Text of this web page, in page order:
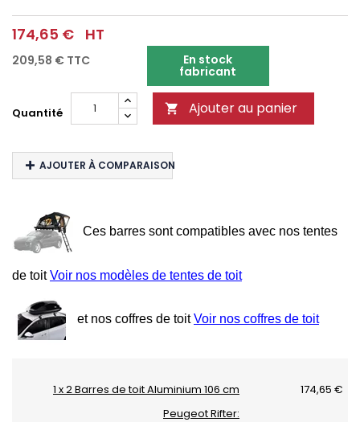
174,65 € HT
209,58 € TTC En stock
fabricant
Quantité  Ajouter au panier
AJOUTER À COMPARAISON
Ces barres sont compatibles avec nos tentes
de toitVoir nos modèles de tentes de toit
et nos coffres de toitVoir nos coffres de toit
1 x 2 Barres de toit Aluminium 106 cm
Peugeot Rifter:
174,65 €